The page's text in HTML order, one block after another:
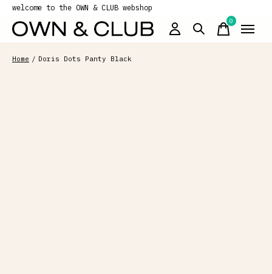
welcome to the OWN & CLUB webshop
0items
Home / Doris Dots Panty Black